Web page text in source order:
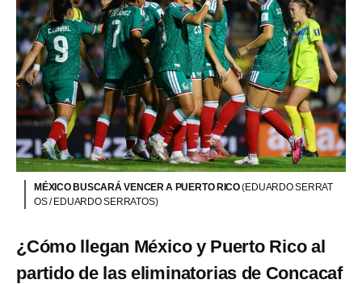
MÉXICO BUSCARÁ VENCER A PUERTO RICO(EDUARDO SERRAT
OS / EDUARDO SERRATOS)
¿Cómo llegan México y Puerto Rico al
partido de las eliminatorias de Concacaf